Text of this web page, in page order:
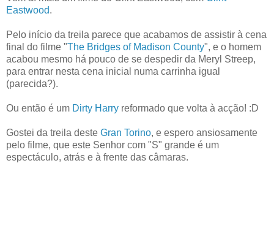
Eastwood.
Pelo início da treila parece que acabamos de assistir à cena
final do filme "The Bridges of Madison County", e o homem
acabou mesmo há pouco de se despedir da Meryl Streep,
para entrar nesta cena inicial numa carrinha igual
(parecida?).
Ou então é um Dirty Harry reformado que volta à acção! :D
Gostei da treila deste Gran Torino, e espero ansiosamente
pelo filme, que este Senhor com "S" grande é um
espectáculo, atrás e à frente das câmaras.